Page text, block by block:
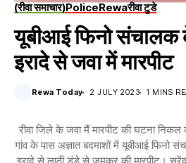
(रीवा समाचार)PoliceRewaरीवा टुडे
यूबीआई फिनो
इरादे से जवा में मारपीट
Rewa Today 2 JULY 2023 1 MINS
रीवा जिले के जवा मैं मारपीट की घटना
गांव के पास अज्ञात बदमाशों में यूबीआई